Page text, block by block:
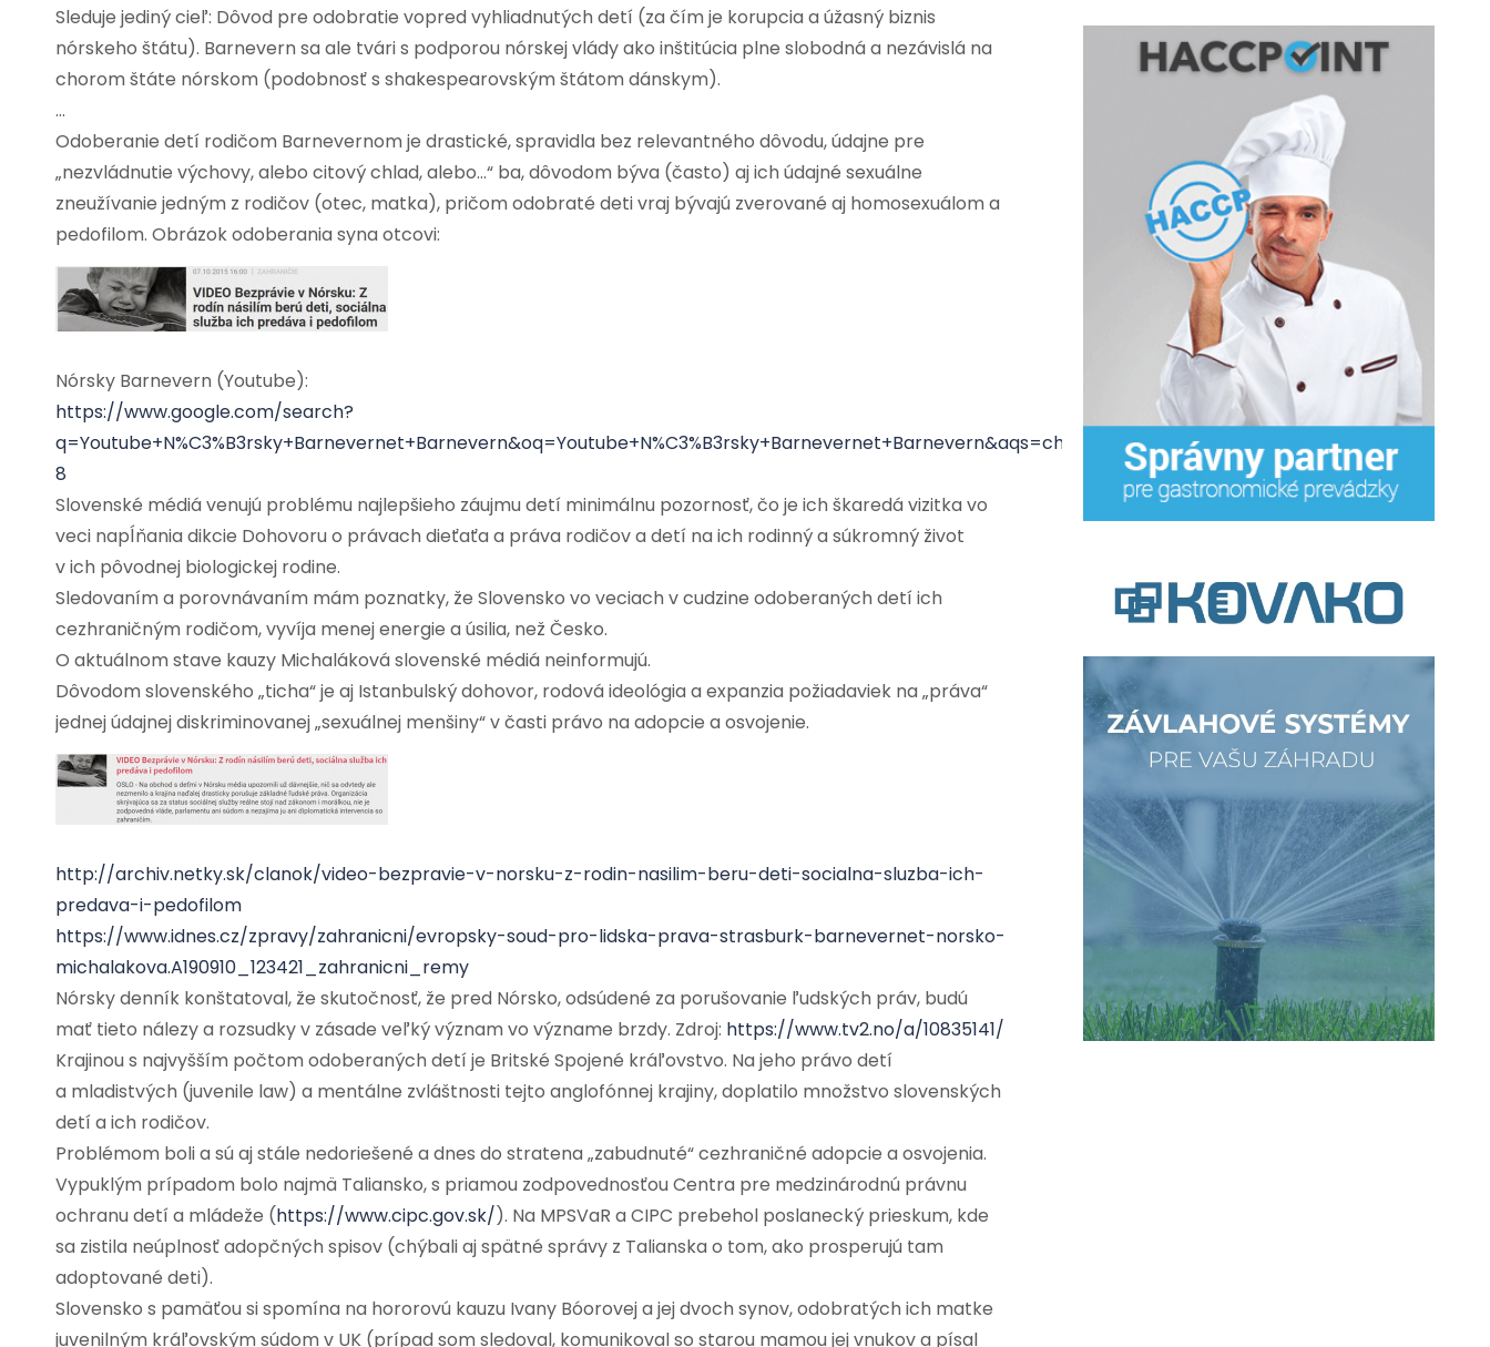
Sleduje jediný cieľ: Dôvod pre odobratie vopred vyhliadnutých detí (za čím je korupcia a úžasný biznis
nórskeho štátu). Barnevern sa ale tvári s podporou nórskej vlády ako inštitúcia plne slobodná a nezávislá na
chorom štáte nórskom (podobnosť s shakespearovským štátom dánskym).
…
Odoberanie detí rodičom Barnevernom je drastické, spravidla bez relevantného dôvodu, údajne pre
„nezvládnutie výchovy, alebo citový chlad, alebo…“ ba, dôvodom býva (často) aj ich údajné sexuálne
zneužívanie jedným z rodičov (otec, matka), pričom odobraté deti vraj bývajú zverované aj homosexuálom a
pedofilom. Obrázok odoberania syna otcovi:
Nórsky Barnevern (Youtube):
https://www.google.com/search?
8
Slovenské médiá venujú problému najlepšieho záujmu detí minimálnu pozornosť, čo je ich škaredá vizitka vo
veci napĺňania dikcie Dohovoru o právach dieťaťa a práva rodičov a detí na ich rodinný a súkromný život
v ich pôvodnej biologickej rodine.
Sledovaním a porovnávaním mám poznatky, že Slovensko vo veciach v cudzine odoberaných detí ich
cezhraničným rodičom, vyvíja menej energie a úsilia, než Česko.
O aktuálnom stave kauzy Michaláková slovenské médiá neinformujú.
Dôvodom slovenského „ticha“ je aj Istanbulský dohovor, rodová ideológia a expanzia požiadaviek na „práva“
jednej údajnej diskriminovanej „sexuálnej menšiny“ v časti právo na adopcie a osvojenie.
http://archiv.netky.sk/clanok/video-bezpravie-v-norsku-z-rodin-nasilim-beru-deti-socialna-sluzba-ich-
predava-i-pedofilom
https://www.idnes.cz/zpravy/zahranicni/evropsky-soud-pro-lidska-prava-strasburk-barnevernet-norsko-
michalakova.A190910_123421_zahranicni_remy
Nórsky denník konštatoval, že skutočnosť, že pred Nórsko, odsúdené za porušovanie ľudských práv, budú
mať tieto nálezy a rozsudky v zásade veľký význam vo význame brzdy. Zdroj: https://www.tv2.no/a/10835141/
Krajinou s najvyšším počtom odoberaných detí je Britské Spojené kráľovstvo. Na jeho právo detí
a mladistvých (juvenile law) a mentálne zvláštnosti tejto anglofónnej krajiny, doplatilo množstvo slovenských
detí a ich rodičov.
Problémom boli a sú aj stále nedoriešené a dnes do stratena „zabudnuté“ cezhraničné adopcie a osvojenia.
Vypuklým prípadom bolo najmä Taliansko, s priamou zodpovednosťou Centra pre medzinárodnú právnu
ochranu detí a mládeže (https://www.cipc.gov.sk/). Na MPSVaR a CIPC prebehol poslanecký prieskum, kde
sa zistila neúplnosť adopčných spisov (chýbali aj spätné správy z Talianska o tom, ako prosperujú tam
adoptované deti).
Slovensko s pamäťou si spomína na hororovú kauzu Ivany Bóorovej a jej dvoch synov, odobratých ich matke
juvenilným kráľovským súdom v UK (prípad som sledoval, komunikoval so starou mamou jej vnukov a písal